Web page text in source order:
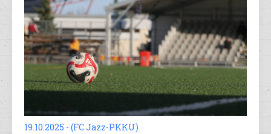
19.10.2025 - (FC Jazz-PKKU)